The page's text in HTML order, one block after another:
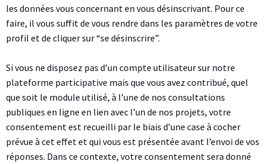
les données vous concernant en vous désinscrivant. Pour ce
faire, il vous suffit de vous rendre dans les paramètres de votre
profil et de cliquer sur “se désinscrire”.
Si vous ne disposez pas d’un compte utilisateur sur notre
plateforme participative mais que vous avez contribué, quel
que soit le module utilisé, à l’une de nos consultations
publiques en ligne en lien avec l’un de nos projets, votre
consentement est recueilli par le biais d’une case à cocher
prévue à cet effet et qui vous est présentée avant l’envoi de vos
réponses. Dans ce contexte, votre consentement sera donné